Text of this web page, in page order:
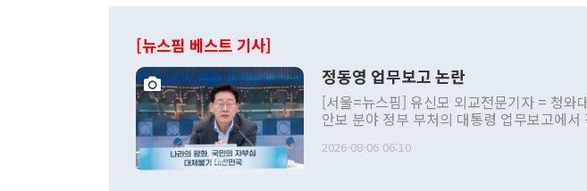
[뉴스핌 베스트 기사]
정동영 업무보고 논란
[서울=뉴스핌] 유신모 외교전문기자 = 청와
안보 분야 정부 부처의 대통령 업무보고에
발언 중에는 정부 내 조율을 거치지 않은 사
2026-08-06 06:10